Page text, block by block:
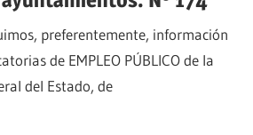
preferentemente, información
de EMPLEO PÚBLICO de la
del Estado, de